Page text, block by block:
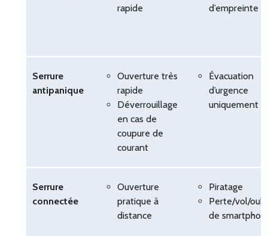
rapide
d’empreinte
Serrure
antipanique
Ouverture très
rapide
Déverrouillage
en cas de
coupure de
courant
Évacuation
d’urgence
uniquement
Serrure
connectée
Ouverture
pratique à
distance
Piratage
Perte/vol/
de